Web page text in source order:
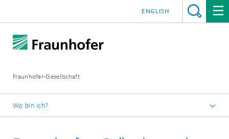
Fraunhofer-Gesellschaft
ENGLISH
Wo bin ich?